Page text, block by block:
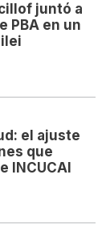
juntó a
PBA en un
el ajuste
que
INCUCAI